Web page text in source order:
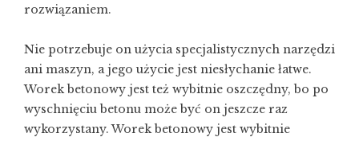
rozwiązaniem.
Nie potrzebuje on użycia specjalistycznych narzędzi
ani maszyn, a jego użycie jest niesłychanie łatwe.
Worek betonowy jest też wybitnie oszczędny, bo po
wyschnięciu betonu może być on jeszcze raz
wykorzystany. Worek betonowy jest wybitnie